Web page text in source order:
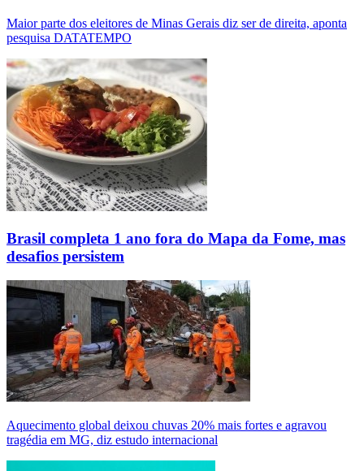
Maior parte dos eleitores de Minas Gerais diz ser de direita, aponta
pesquisa DATATEMPO
Brasil completa 1 ano fora do Mapa da Fome, mas
desafios persistem
Aquecimento global deixou chuvas 20% mais fortes e agravou
tragédia em MG, diz estudo internacional